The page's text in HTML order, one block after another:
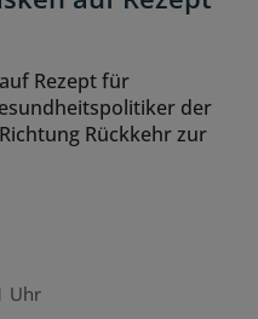
Rezept für
der
Rückkehr zur
Uhr